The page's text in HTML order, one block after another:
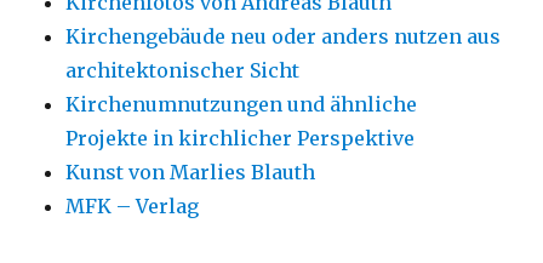
Kirchengebäude neu oder anders nutzen aus
architektonischer Sicht
Kirchenumnutzungen und ähnliche
Projekte in kirchlicher Perspektive
Kunst von Marlies Blauth
MFK – Verlag